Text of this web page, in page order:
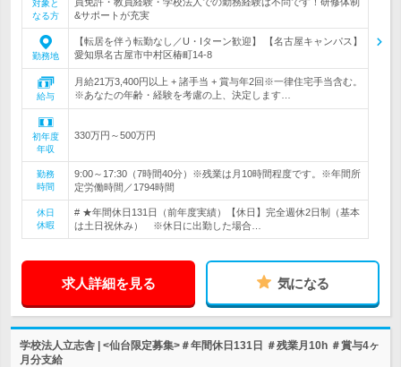
対象と
なる方
&サポートが充実
勤務地
【転居を伴う転勤なし／U・Iターン歓迎】 【名古屋キャンパス】
愛知県名古屋市中村区椿町14-8
給与
月給21万3,400円以上 + 諸手当 + 賞与年2回※一律住宅手当含む。
※あなたの年齢・経験を考慮の上、決定します…
初年度
年収
330万円～500万円
勤務
時間
9:00～17:30（7時間40分）※残業は月10時間程度です。※年間所
定労働時間／1794時間
休日
休暇
# ★年間休日131日（前年度実績）【休日】完全週休2日制（基本
は土日祝休み） ※休日に出勤した場合…
求人詳細を見る 気になる
学校法人立志舎 | <仙台限定募集>＃年間休日131日 ＃残業月10h ＃賞与4ヶ
月分支給